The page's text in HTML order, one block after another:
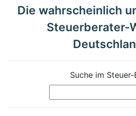
Die wahrscheinlich
Steuerberater-
Suche im Steuer-